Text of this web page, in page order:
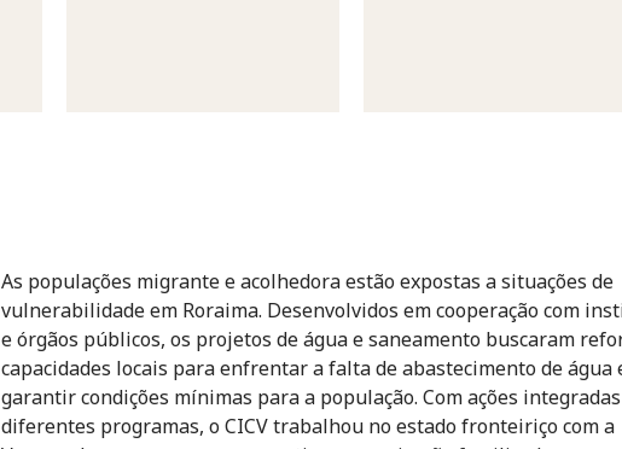
As populações migrante e acolhedora estão expostas a situações de
vulnerabilidade em Roraima. Desenvolvidos em cooperação com
e órgãos públicos, os projetos de água e saneamento buscaram
capacidades locais para enfrentar a falta de abastecimento de água
garantir condições mínimas para a população. Com ações
diferentes programas, o CICV trabalhou no estado fronteiriço com a